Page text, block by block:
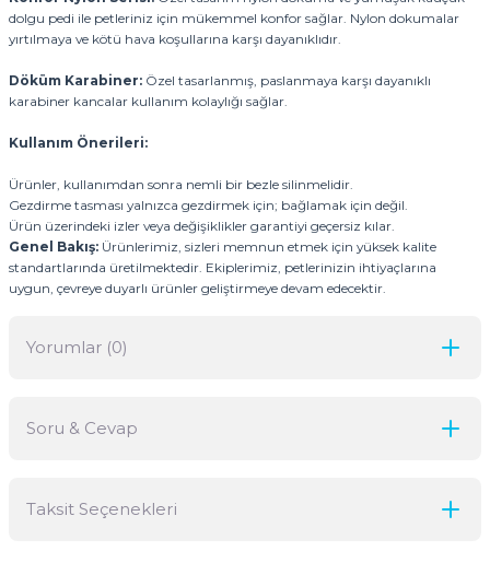
dolgu pedi ile petleriniz için mükemmel konfor sağlar. Nylon dokumalar
yırtılmaya ve kötü hava koşullarına karşı dayanıklıdır.
Döküm Karabiner: Özel tasarlanmış, paslanmaya karşı dayanıklı
karabiner kancalar kullanım kolaylığı sağlar.
Kullanım Önerileri:
Ürünler, kullanımdan sonra nemli bir bezle silinmelidir.
Gezdirme tasması yalnızca gezdirmek için; bağlamak için değil.
Ürün üzerindeki izler veya değişiklikler garantiyi geçersiz kılar.
Genel Bakış: Ürünlerimiz, sizleri memnun etmek için yüksek kalite
standartlarında üretilmektedir. Ekiplerimiz, petlerinizin ihtiyaçlarına
uygun, çevreye duyarlı ürünler geliştirmeye devam edecektir.
Yorumlar (0)
Soru & Cevap
Taksit Seçenekleri